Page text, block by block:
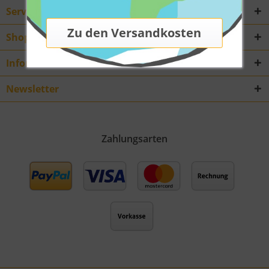
Service Hotline
Shop Service
Informationen
Newsletter
Zahlungsarten